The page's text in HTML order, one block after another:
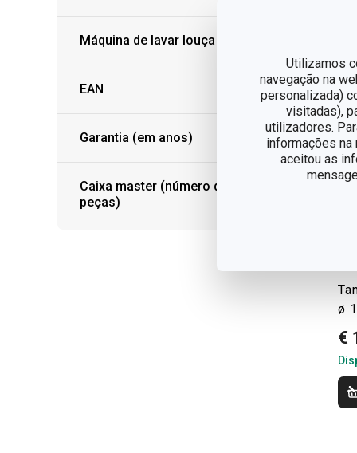
Utilizamos
navegação na
personalizada)
visitadas),
utilizadores.
informações na
aceitou as
Máquina de lavar louça
EAN
Garantia (em anos)
Caixa master (número de
peças)
ø
€